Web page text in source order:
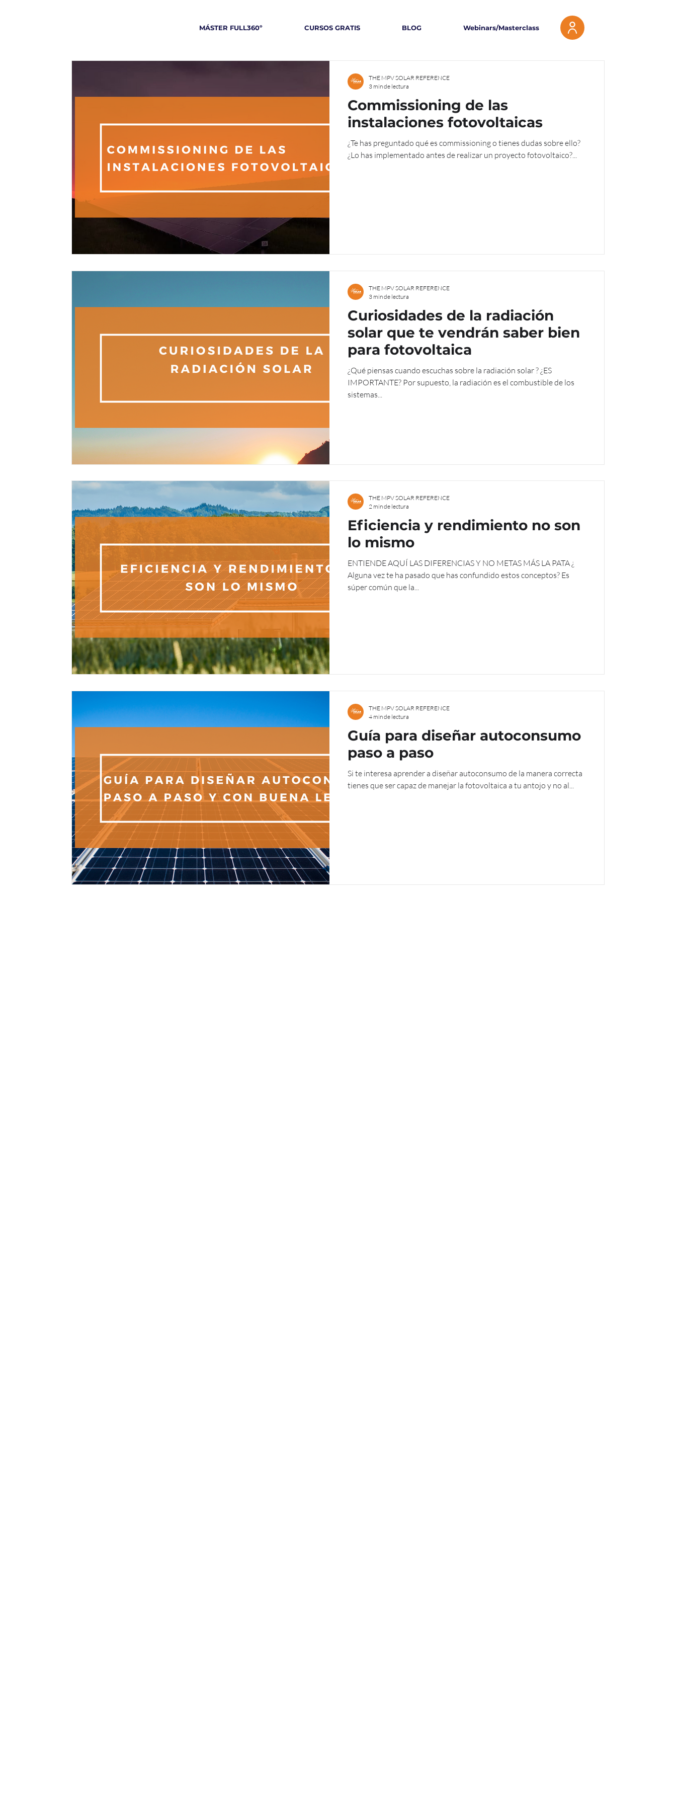
MÁSTER FULL360º CURSOS GRATIS BLOG Webinars/Masterclass
Commissioning de las
instalaciones fotovoltaicas
¿Te has preguntado qué es commissioning o tienes dudas sobre ello?
¿Lo has implementado antes de realizar un proyecto fotovoltaico?...
THE MPV SOLAR REFERENCE
3 min de lectura
Curiosidades de la radiación
solar que te vendrán saber bien
para fotovoltaica
¿Qué piensas cuando escuchas sobre la radiación solar ? ¿ES
IMPORTANTE? Por supuesto, la radiación es el combustible de los
sistemas...
THE MPV SOLAR REFERENCE
3 min de lectura
Eficiencia y rendimiento no son
lo mismo
ENTIENDE AQUÍ LAS DIFERENCIAS Y NO METAS MÁS LA PATA ¿
Alguna vez te ha pasado que has confundido estos conceptos? Es
súper común que la...
THE MPV SOLAR REFERENCE
2 min de lectura
Guía para diseñar autoconsumo
paso a paso
Si te interesa aprender a diseñar autoconsumo de la manera correcta
tienes que ser capaz de manejar la fotovoltaica a tu antojo y no al...
THE MPV SOLAR REFERENCE
4 min de lectura